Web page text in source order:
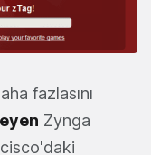
fazlasını
Zynga